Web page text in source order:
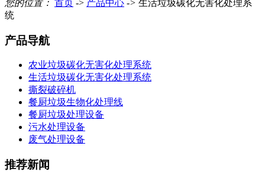
您的位置： 首页 -> 产品中心 -> 生活垃圾碳化无害化处理系
统
产品导航
农业垃圾碳化无害化处理系统
生活垃圾碳化无害化处理系统
撕裂破碎机
餐厨垃圾生物化处理线
餐厨垃圾处理设备
污水处理设备
废气处理设备
推荐新闻